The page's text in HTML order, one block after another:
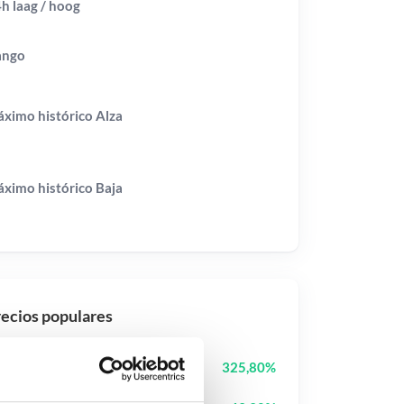
laag / hoog
histórico Alza
histórico Baja
populares
325,80%